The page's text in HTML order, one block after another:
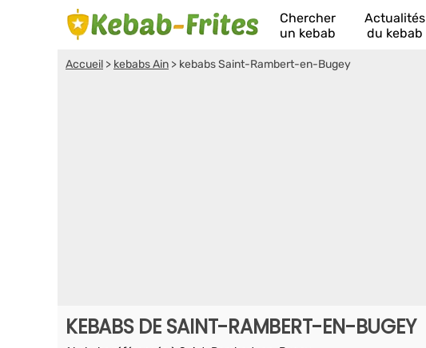
Chercher
un kebab
Actualités
du kebab
Accueil > kebabs Ain > kebabs Saint-Rambert-en-Bugey
KEBABS DE SAINT-RAMBERT-EN-BUGEY